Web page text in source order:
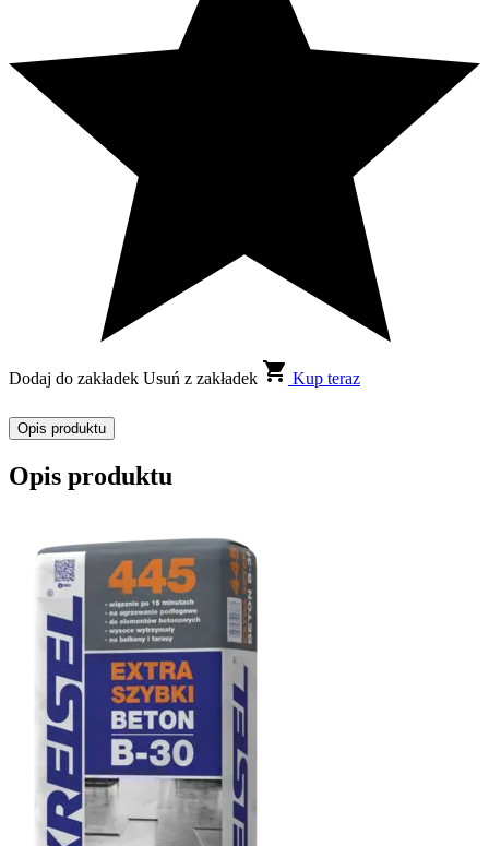
Dodaj do zakładek Usuń z zakładek Kup teraz
Opis produktu
Opis produktu